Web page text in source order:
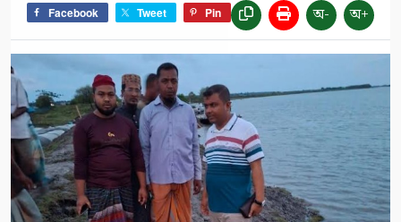
Facebook Tweet Pin অ- অ+